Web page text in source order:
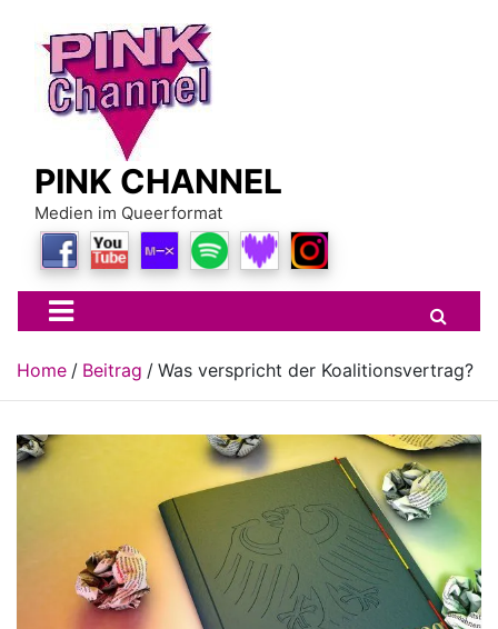
content
PINK CHANNEL
Medien im Queerformat
Home Beitrag Was verspricht der Koalitionsvertrag?